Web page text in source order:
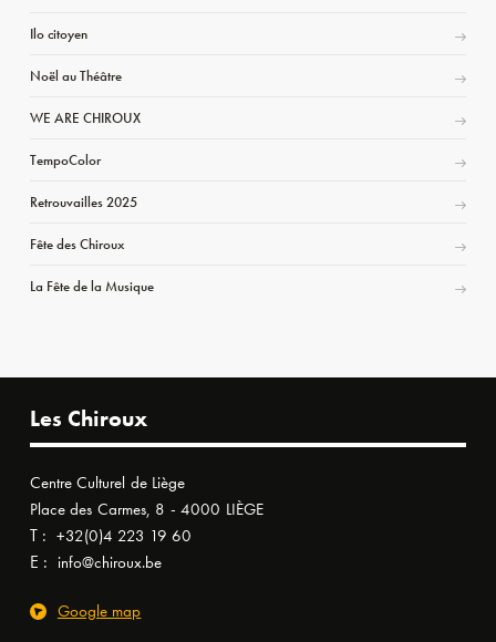
Ilo citoyen
Noël au Théâtre
WE ARE CHIROUX
TempoColor
Retrouvailles 2025
Fête des Chiroux
La Fête de la Musique
Les Chiroux
Centre Culturel de Liège
Place des Carmes, 8 - 4000 LIÈGE
T : +32(0)4 223 19 60
E : info@chiroux.be
Google map